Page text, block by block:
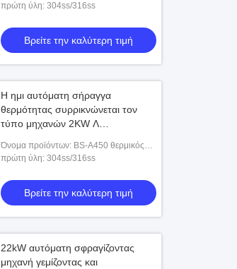
μηχανή συσκευασίας τέσσερις-παρόδων
πρώτη ύλη: 304ss/316ss
Βρείτε την καλύτερη τιμή
Η ημι αυτόματη σήραγγα
θερμότητας συρρικνώνεται τον
τύπο μηχανών 2KW Λ
μηχανή συσκευασίας
περικαλυμμάτων
Όνομα προϊόντων: BS-A450 θερμικός
συρρικνωθείτε ημιαυτόματο Sealer λ-
πρώτη ύλη: 304ss/316ss
Βρείτε την καλύτερη τιμή
22kW αυτόματη σφραγίζοντας
μηχανή γεμίζοντας και